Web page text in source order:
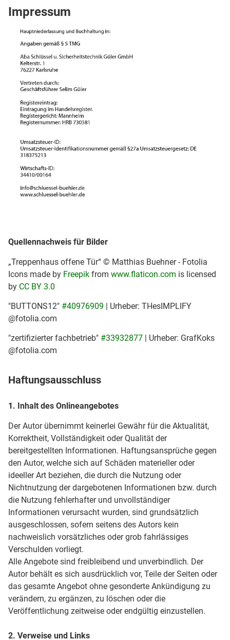
Impressum
Quellennachweis für Bilder
„Treppenhaus offene Tür“ © Matthias Buehner - Fotolia
Icons made by Freepik from www.flaticon.com is licensed
by CC BY 3.0
"BUTTONS12" #40976909 | Urheber: THesIMPLIFY
@fotolia.com
"zertifizierter fachbetrieb" #33932877 | Urheber: GrafKoks
@fotolia.com
Haftungsausschluss
1. Inhalt des Onlineangebotes
Der Autor übernimmt keinerlei Gewähr für die Aktualität,
Korrektheit, Vollständigkeit oder Qualität der
bereitgestellten Informationen. Haftungsansprüche gegen
den Autor, welche sich auf Schäden materieller oder
ideeller Art beziehen, die durch die Nutzung oder
Nichtnutzung der dargebotenen Informationen bzw. durch
die Nutzung fehlerhafter und unvollständiger
Informationen verursacht wurden, sind grundsätzlich
ausgeschlossen, sofern seitens des Autors kein
nachweislich vorsätzliches oder grob fahrlässiges
Verschulden vorliegt.
Alle Angebote sind freibleibend und unverbindlich. Der
Autor behält es sich ausdrücklich vor, Teile der Seiten oder
das gesamte Angebot ohne gesonderte Ankündigung zu
verändern, zu ergänzen, zu löschen oder die
Veröffentlichung zeitweise oder endgültig einzustellen.
2. Verweise und Links